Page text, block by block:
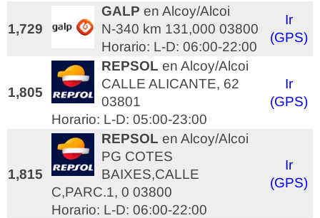
1,729
GALP en Alcoy/Alcoi
N-340 km 131,000 03800
Horario: L-D: 06:00-22:00
Ir
(GPS)
1,805
REPSOL en Alcoy/Alcoi
CALLE ALICANTE, 62
03801
Horario: L-D: 05:00-23:00
Ir
(GPS)
1,815
REPSOL en Alcoy/Alcoi
PG COTES
BAIXES,CALLE
C,PARC.1, 0 03800
Horario: L-D: 06:00-22:00
Ir
(GPS)